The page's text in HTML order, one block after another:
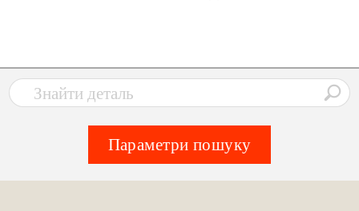
Параметри пошуку